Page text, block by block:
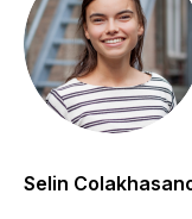
Selin